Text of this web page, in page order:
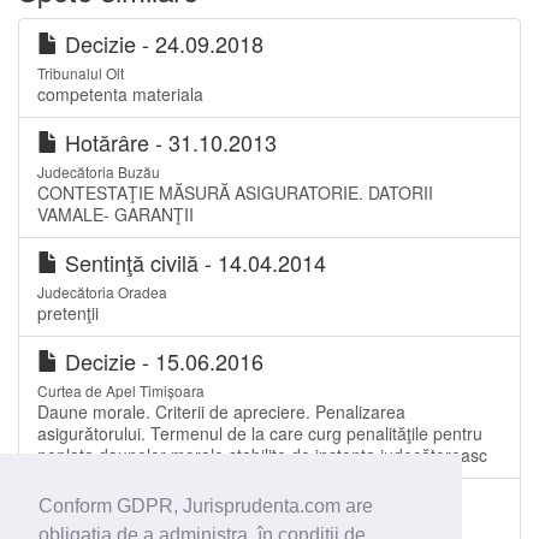
Conform GDPR, Jurisprudenta.com are
Decizie - 24.09.2018
Tribunalul Olt
competenta materiala
Hotărâre - 31.10.2013
Judecătoria Buzău
CONTESTAŢIE MĂSURĂ ASIGURATORIE. DATORII
VAMALE- GARANŢII
Sentinţă civilă - 14.04.2014
Judecătoria Oradea
pretenţii
Decizie - 15.06.2016
Curtea de Apel Timișoara
Daune morale. Criterii de apreciere. Penalizarea
asigurătorului. Termenul de la care curg penalităţile pentru
neplata daunelor morale stabilite de instanţa judecătoreasc
Sentinţă comercială - 24.05.2006
Tribunalul Olt